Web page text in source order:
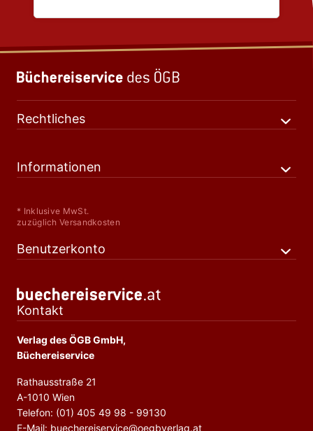
Rechtliches
Informationen
* Inklusive MwSt.
zuzüglich Versandkosten
Benutzerkonto
Kontakt
Verlag des ÖGB GmbH,
Büchereiservice
Rathausstraße 21
A-1010 Wien
Telefon: (01) 405 49 98 - 99130
E-Mail: buechereiservice@oegbverlag.at